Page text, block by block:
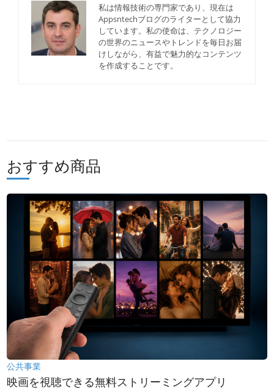
私は情報技術の専門家であり、現在は
Appsntechブログのライターとして協力
しています。私の使命は、テクノロジー
の世界のニュースやトレンドを毎日お届
けしながら、有益で魅力的なコンテンツ
を作成することです。
おすすめ商品
公共事業
映画を視聴できる無料ストリーミングアプリ